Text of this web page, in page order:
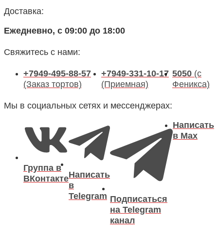
Доставка:
Ежедневно, с 09:00 до 18:00
Свяжитесь с нами:
+7949-495-88-57
(Заказ тортов)
+7949-331-10-17
(Приемная)
5050 (с
Феникса)
Мы в социальных сетях и мессенджерах:
Группа в
ВКонтактеНаписать
в
Telegram Подписаться
на Telegram
канал
Написать
в Max